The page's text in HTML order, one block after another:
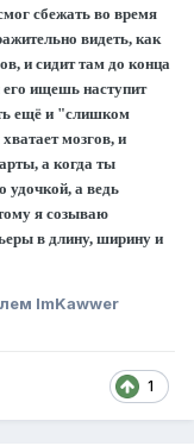
сбежать во время
видеть, как
и сидит там до конца
ищешь наступит
ещё и "слишком
мозгов, и
а когда ты
удочкой, а ведь
я созываю
в длину, ширину и
ImKawwer
1